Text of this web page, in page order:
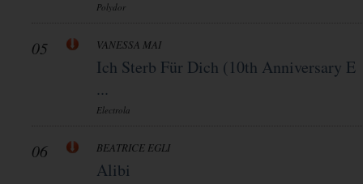
Polydor
05 VANESSA MAI
Ich Sterb Für Dich (10th Anniversary E
...
Electrola
06 BEATRICE EGLI
Alibi